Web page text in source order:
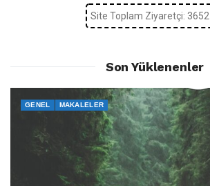
Site Toplam Ziyaretçi: 3652
Son Yüklenenler
GENEL MAKALELER